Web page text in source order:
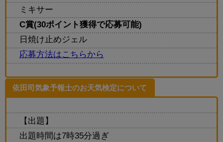
ミキサー
C賞(30ポイント獲得で応募可能)
日焼け止めジェル
応募方法はこちらから
依田司気象予報士のお天気検定について
【出題】
出題時間は7時35分過ぎ